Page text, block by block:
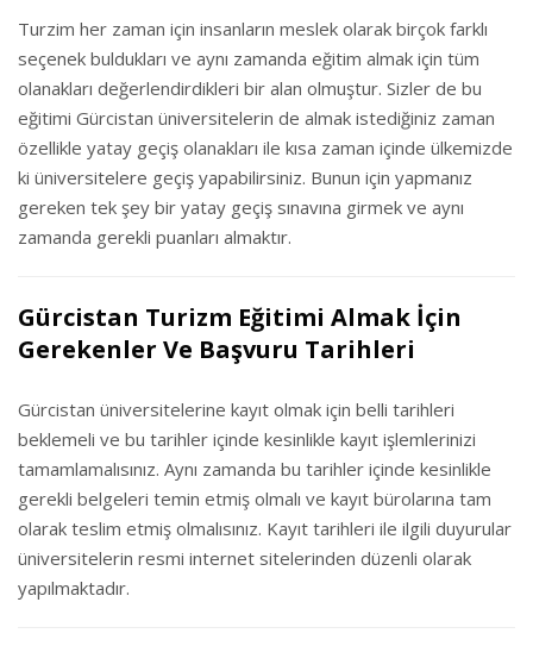
Turzim her zaman için insanların meslek olarak birçok farklı
seçenek buldukları ve aynı zamanda eğitim almak için tüm
olanakları değerlendirdikleri bir alan olmuştur. Sizler de bu
eğitimi Gürcistan üniversitelerin de almak istediğiniz zaman
özellikle yatay geçiş olanakları ile kısa zaman içinde ülkemizde
ki üniversitelere geçiş yapabilirsiniz. Bunun için yapmanız
gereken tek şey bir yatay geçiş sınavına girmek ve aynı
zamanda gerekli puanları almaktır.
Gürcistan Turizm Eğitimi Almak İçin
Gerekenler Ve Başvuru Tarihleri
Gürcistan üniversitelerine kayıt olmak için belli tarihleri
beklemeli ve bu tarihler içinde kesinlikle kayıt işlemlerinizi
tamamlamalısınız. Aynı zamanda bu tarihler içinde kesinlikle
gerekli belgeleri temin etmiş olmalı ve kayıt bürolarına tam
olarak teslim etmiş olmalısınız. Kayıt tarihleri ile ilgili duyurular
üniversitelerin resmi internet sitelerinden düzenli olarak
yapılmaktadır.